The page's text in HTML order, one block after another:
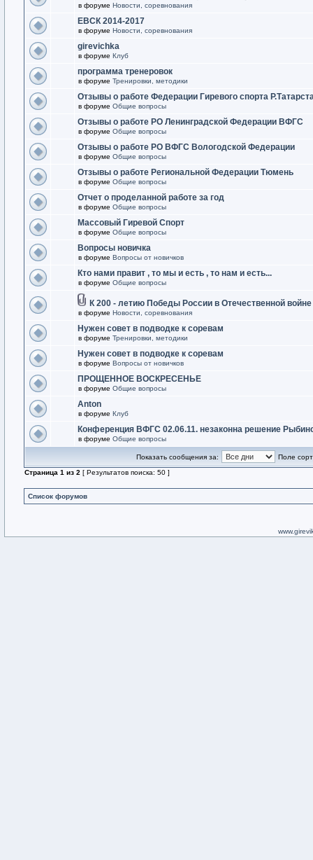
в форуме Новости, соревнования
ЕВСК 2014-2017
в форуме Новости, соревнования
girevichka
в форуме Клуб
программа тренеровок
в форуме Тренировки, методики
Отзывы о работе Федерации Гиревого спорта
в форуме Общие вопросы
Отзывы о работе РО Ленинградской Федерации ВФГС
в форуме Общие вопросы
Отзывы о работе РО ВФГС Вологодской Федерации
в форуме Общие вопросы
Отзывы о работе Региональной Федерации Тюмень
в форуме Общие вопросы
Отчет о проделанной работе за год
в форуме Общие вопросы
Массовый Гиревой Спорт
в форуме Общие вопросы
Вопросы новичка
в форуме Вопросы от новичков
Кто нами правит , то мы и есть , то нам и есть...
в форуме Общие вопросы
К 200 - летию Победы России в Отечественной войне
в форуме Новости, соревнования
Нужен совет в подводке к соревам
в форуме Тренировки, методики
Нужен совет в подводке к соревам
в форуме Вопросы от новичков
ПРОЩЕННОЕ ВОСКРЕСЕНЬЕ
в форуме Общие вопросы
Anton
в форуме Клуб
Конференция ВФГС 02.06.11. незаконна решение
в форуме Общие вопросы
Показать сообщения за:
Поле
Страница 1 из 2 [ Результатов поиска: 50 ]
Список форумов